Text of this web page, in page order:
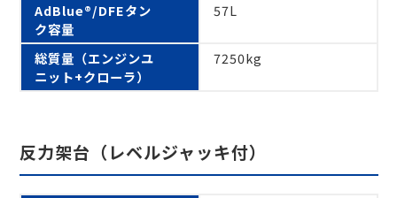
AdBlue®/DFEタン
ク容量
57L
総質量（エンジンユ
ニット+クローラ）
7250kg
反力架台（レベルジャッキ付）